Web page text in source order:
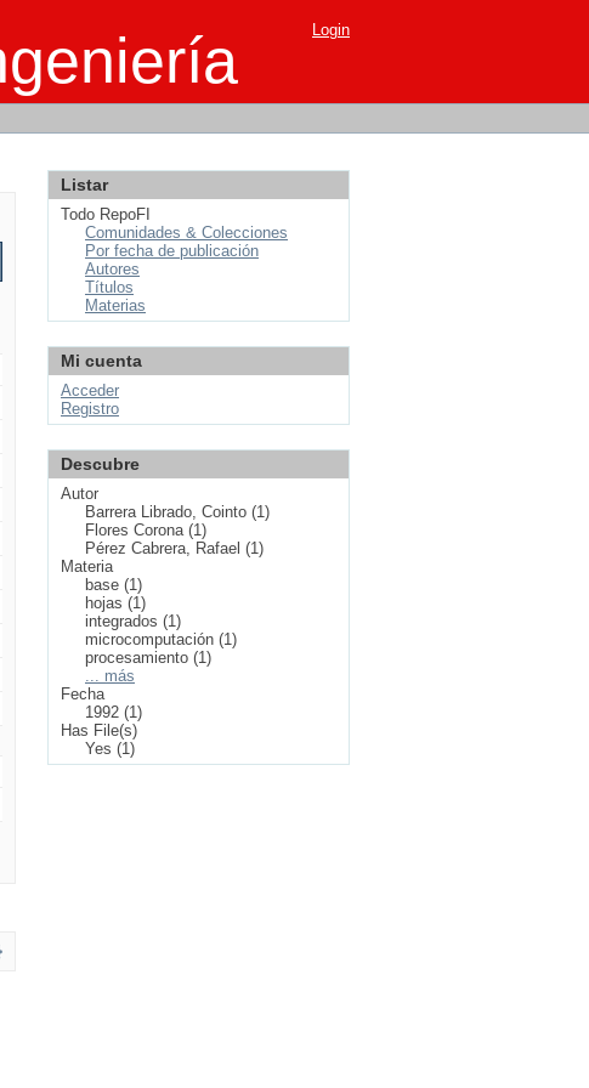
Login
Listar
Todo RepoFI
Comunidades & Colecciones
Por fecha de publicación
Autores
Títulos
Materias
Mi cuenta
Acceder
Registro
Descubre
Autor
Barrera Librado, Cointo (1)
Flores Corona (1)
Pérez Cabrera, Rafael (1)
Materia
base (1)
hojas (1)
integrados (1)
microcomputación (1)
procesamiento (1)
... más
Fecha
1992 (1)
Has File(s)
Yes (1)